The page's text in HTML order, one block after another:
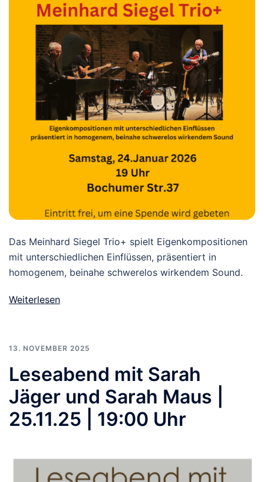
Das Meinhard Siegel Trio+ spielt Eigenkompositionen
mit unterschiedlichen Einflüssen, präsentiert in
homogenem, beinahe schwerelos wirkendem Sound.
Weiterlesen
13. NOVEMBER 2025
Leseabend mit Sarah
Jäger und Sarah Maus |
25.11.25 | 19:00 Uhr